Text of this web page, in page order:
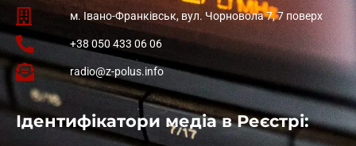
м. Івано-Франківськ, вул. Чорновола 7, 7 поверх
+38 050 433 06 06
radio@z-polus.info
Ідентифікатори медіа в Реєстрі: